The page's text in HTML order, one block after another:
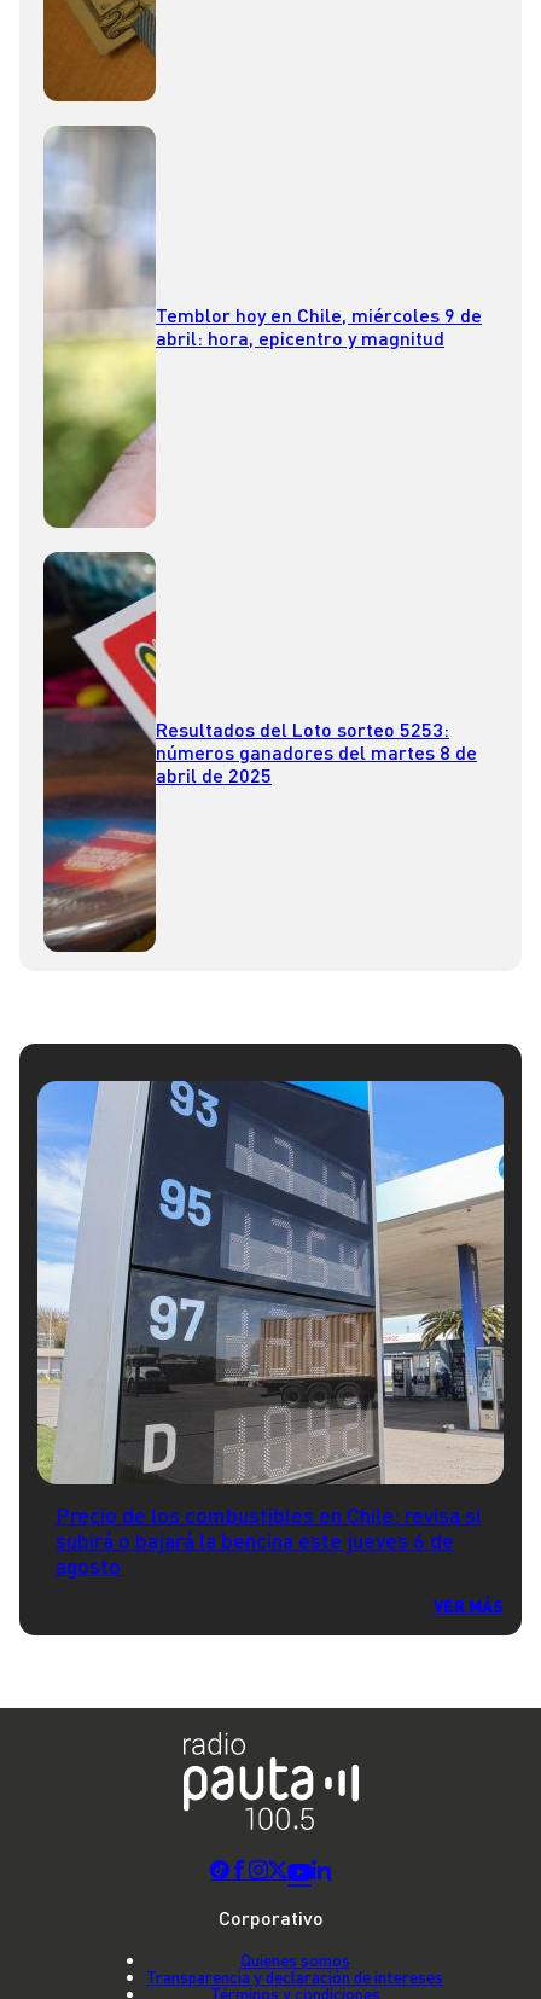
Temblor hoy en Chile, miércoles 9 de
abril: hora, epicentro y magnitud
Resultados del Loto sorteo 5253:
números ganadores del martes 8 de
abril de 2025
Precio de los combustibles en Chile: revisa si
subirá o bajará la bencina este jueves 6 de
agosto
VER MÁS
Corporativo
Quienes somos
Transparencia y declaración de intereses
Términos y condiciones